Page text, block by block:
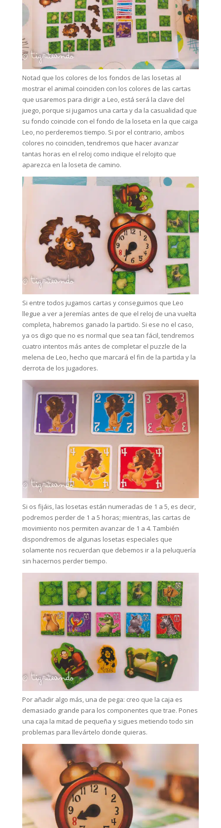
Notad que los colores de los fondos de las losetas al
mostrar el animal coinciden con los colores de las cartas
que usaremos para dirigir a Leo, está será la clave del
juego, porque si jugamos una carta y da la casualidad que
su fondo coincide con el fondo de la loseta en la que caiga
Leo, no perderemos tiempo. Si por el contrario, ambos
colores no coinciden, tendremos que hacer avanzar
tantas horas en el reloj como indique el relojito que
aparezca en la loseta de camino.
Si entre todos jugamos cartas y conseguimos que Leo
llegue a ver a Jeremías antes de que el reloj de una vuelta
completa, habremos ganado la partido. Si ese no el caso,
ya os digo que no es normal que sea tan fácil, tendremos
cuatro intentos más antes de completar el puzzle de la
melena de Leo, hecho que marcará el fin de la partida y la
derrota de los jugadores.
Si os fijáis, las losetas están numeradas de 1 a 5, es decir,
podremos perder de 1 a 5 horas; mientras, las cartas de
movimiento nos permiten avanzar de 1 a 4. También
dispondremos de algunas losetas especiales que
solamente nos recuerdan que debemos ir a la peluquería
sin hacernos perder tiempo.
Por añadir algo más, una de pega: creo que la caja es
demasiado grande para los componentes que trae. Pones
una caja la mitad de pequeña y sigues metiendo todo sin
problemas para llevártelo donde quieras.